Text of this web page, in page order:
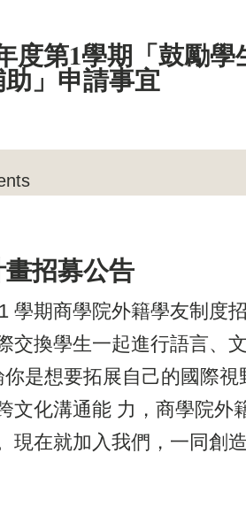
度第1學期「鼓勵
」申請事宜
招募公告
學期商學院外籍學友制度
交換學生一起進行語言、
是想要拓展自己的國際視
文化溝通能 力，商學院外
現在就加入我們，一同創